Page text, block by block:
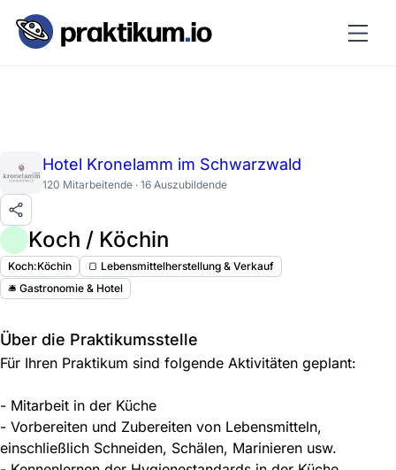
Hotel Kronelamm im Schwarzwald
120 Mitarbeitende · 16 Auszubildende
Koch / Köchin
Koch:Köchin
🍞 Lebensmittelherstellung & Verkauf
🛎️ Gastronomie & Hotel
Über die Praktikumsstelle
Für Ihren Praktikum sind folgende Aktivitäten geplant:
- Mitarbeit in der Küche
- Vorbereiten und Zubereiten von Lebensmitteln,
einschließlich Schneiden, Schälen, Marinieren usw.